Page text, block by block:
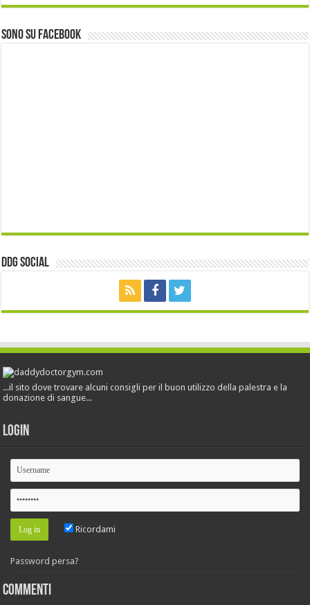
Sono su Facebook
ddg Social
...il sito dove trovare alcuni consigli per il buon utilizzo della palestra e la
donazione di sangue...
Login
Ricordami
Password persa?
Commenti